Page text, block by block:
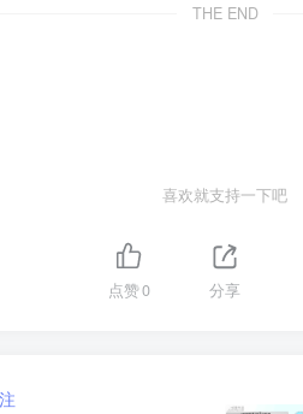
THE END
喜欢就支持一下吧
点赞0 分享